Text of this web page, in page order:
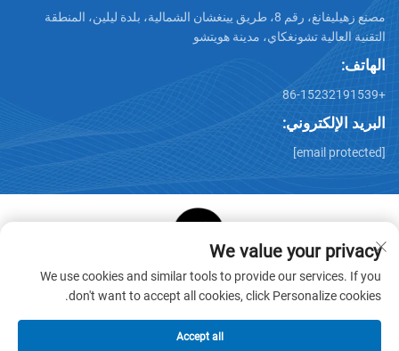
مصنع زهيليفانغ، رقم 8، طريق يينغشان الشمالية، بلدة ليلين، المنطقة
التقنية العالية تشونغكاي، مدينة هويتشو
الهاتف:
+86-15232191539
البريد الإلكتروني:
[email protected]
حقوق الطبع والنشر © شركة هويتشو ستار كيوب لمنتجات الورق
المحدودة. جميع الحقوق محفوظة -سياسة الخصوصية-المدونة
We value your privacy
We use cookies and similar tools to provide our services. If you
don't want to accept all cookies, click Personalize cookies.
Accept all